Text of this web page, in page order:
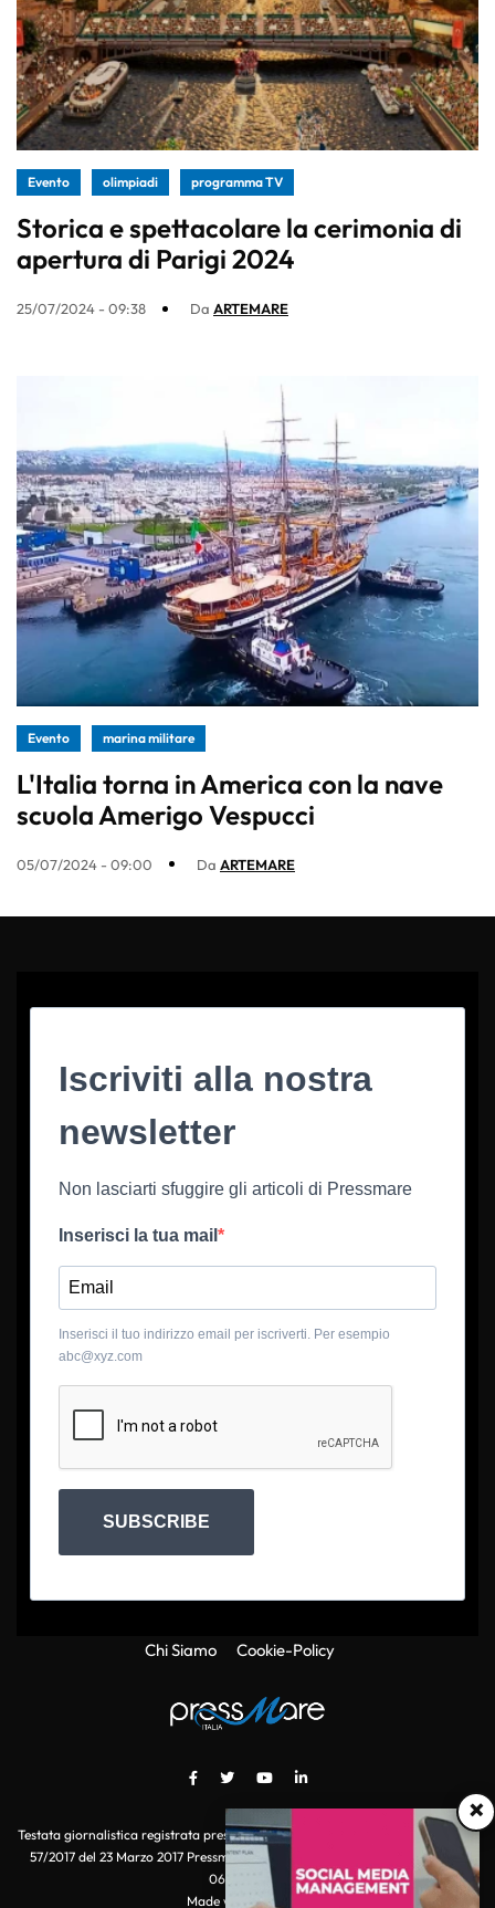
Evento olimpiadi programma TV
Storica e spettacolare la cerimonia di
apertura di Parigi 2024
25/07/2024 - 09:38 Da ARTEMARE
Evento marina militare
L'Italia torna in America con la nave
scuola Amerigo Vespucci
05/07/2024 - 09:00 Da ARTEMARE
×
Iscriviti alla nostra
newsletter
Non lasciarti sfuggire gli articoli di Pressmare
Inserisci la tua mail
Inserisci il tuo indirizzo email per iscriverti. Per esempio
abc@xyz.com
SUBSCRIBE
Chi Siamo Cookie-Policy
Testata giornalistica registrata presso il Tribunale di Roma con autorizzazione
57/2017 del 23 Marzo 2017 Pressmare.it è un marchio di S.P.E.N. Srl - P.IVA
06511641000
Made with
by POI